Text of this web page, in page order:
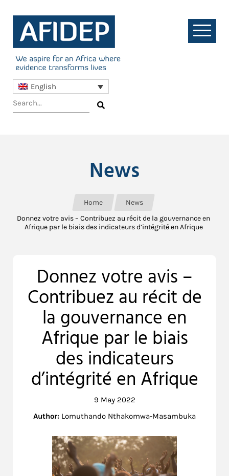
English
News
Home
News
Donnez votre avis – Contribuez au récit de la gouvernance en
Afrique par le biais des indicateurs d’intégrité en Afrique
Donnez votre avis –
Contribuez au récit de
la gouvernance en
Afrique par le biais
des indicateurs
d’intégrité en Afrique
9 May 2022
Author: Lomuthando Nthakomwa-Masambuka